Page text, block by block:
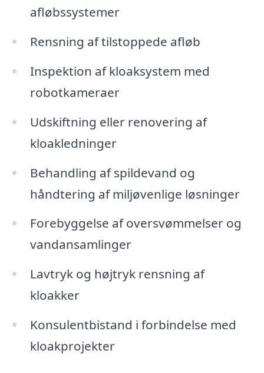
afløbssystemer
Rensning af tilstoppede afløb
Inspektion af kloaksystem med
robotkameraer
Udskiftning eller renovering af
kloakledninger
Behandling af spildevand og
håndtering af miljøvenlige løsninger
Forebyggelse af oversvømmelser og
vandansamlinger
Lavtryk og højtryk rensning af
kloakker
Konsulentbistand i forbindelse med
kloakprojekter